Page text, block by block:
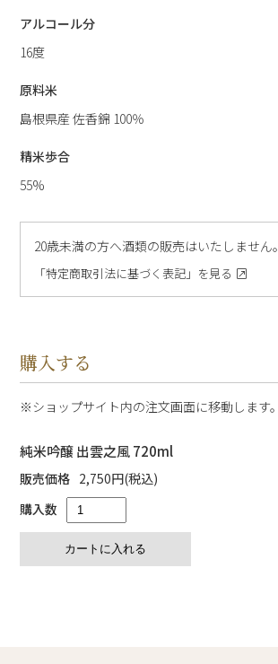
アルコール分
16度
原料米
島根県産 佐香錦 100％
精米歩合
55%
20歳未満の方へ酒類の販売はいたしません。
「特定商取引法に基づく表記」を見る
購入する
ショップサイト内の注文画面に移動します。
純米吟醸 出雲之風 720ml
販売価格 2,750円(税込)
購入数